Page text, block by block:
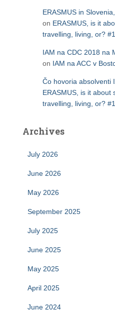
ERASMUS in
on ERASMUS, is it
travelling, living, or? #1
IAM na CDC 2018 na
on IAM na ACC v
Čo hovoria absolventi
ERASMUS, is it about
travelling, living, or? #1
Archives
July 2026
June 2026
May 2026
September 2025
July 2025
June 2025
May 2025
April 2025
June 2024